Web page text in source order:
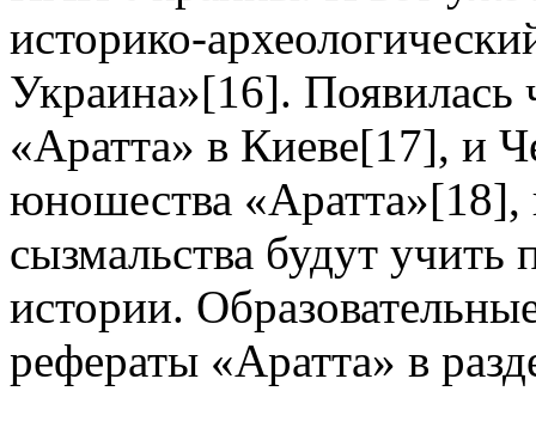
историко-
Украина»[16]. Появилась
«Аратта» в Киеве[17], и
юношества «Аратта»[18],
сызмальства будут
истории.
рефераты «Аратта» в